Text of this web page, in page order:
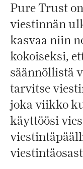
Pure Trust
viestinnän
kasvaa niin
kokoiseksi,
säännöllistä
tarvitse
joka viikko
käyttöösi